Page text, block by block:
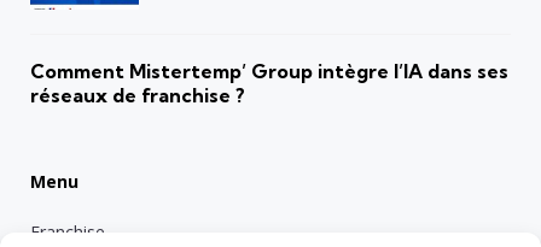
Comment Mistertemp’ Group intègre l’IA dans ses
réseaux de franchise ?
Menu
Franchise